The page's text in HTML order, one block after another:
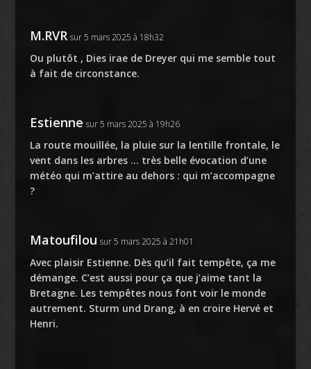
M.RVR sur 5 mars 2025 à 18h32
Ou plutôt , Dies irae de Dreyer qui me semble tout
à fait de circonstance.
Estienne sur 5 mars 2025 à 19h26
La route mouillée, la pluie sur la lentille frontale, le
vent dans les arbres … très belle évocation d’une
météo qui m’attire au dehors : qui m’accompagne
?
Matoufilou sur 5 mars 2025 à 21h01
Avec plaisir Estienne. Dès qu’il fait tempête, ça me
démange. C’est aussi pour ça que j’aime tant la
Bretagne. Les tempêtes nous font voir le monde
autrement. Sturm und Drang, à en croire Hervé et
Henri.